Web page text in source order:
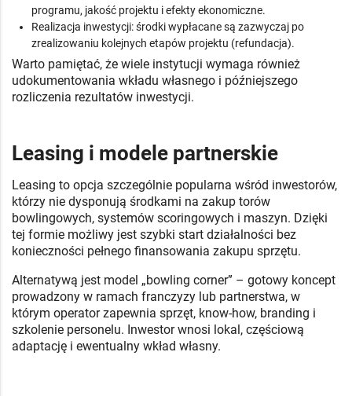
programu, jakość projektu i efekty ekonomiczne.
Realizacja inwestycji: środki wypłacane są zazwyczaj po
zrealizowaniu kolejnych etapów projektu (refundacja).
Warto pamiętać, że wiele instytucji wymaga również
udokumentowania wkładu własnego i późniejszego
rozliczenia rezultatów inwestycji.
Leasing i modele partnerskie
Leasing to opcja szczególnie popularna wśród inwestorów,
którzy nie dysponują środkami na zakup torów
bowlingowych, systemów scoringowych i maszyn. Dzięki
tej formie możliwy jest szybki start działalności bez
konieczności pełnego finansowania zakupu sprzętu.
Alternatywą jest model „bowling corner” – gotowy koncept
prowadzony w ramach franczyzy lub partnerstwa, w
którym operator zapewnia sprzęt, know-how, branding i
szkolenie personelu. Inwestor wnosi lokal, częściową
adaptację i ewentualny wkład własny.